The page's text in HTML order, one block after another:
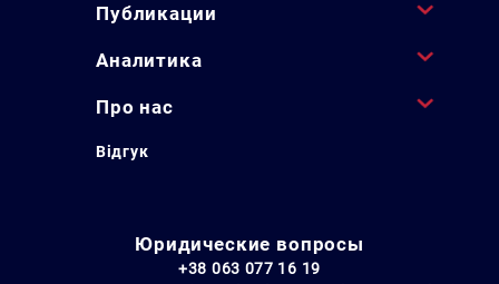
Публикации
Аналитика
Про нас
Відгук
Юридические вопросы
+38 063 077 16 19